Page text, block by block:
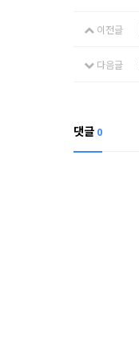
이전글
다음글
댓글 0